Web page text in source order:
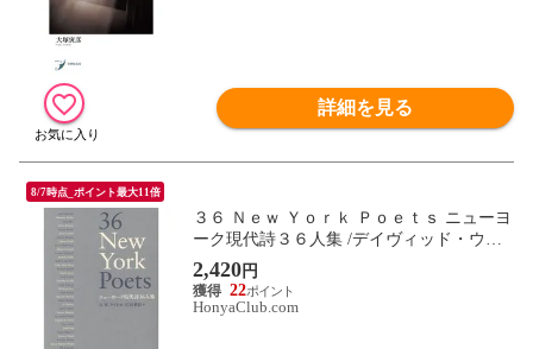
詳細を見る
8/7時点_ポイント最大11倍
３６ Ｎｅｗ Ｙｏｒｋ Ｐｏｅｔｓ ニューヨ
ーク現代詩３６人集 /デイヴィッド・ウォ
ル 江田孝臣
2,420円
22
HonyaClub.com